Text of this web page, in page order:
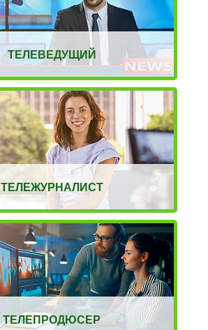
ТЕЛЕВЕДУЩИЙ
ТЕЛЕЖУРНАЛИСТ
ТЕЛЕПРОДЮСЕР